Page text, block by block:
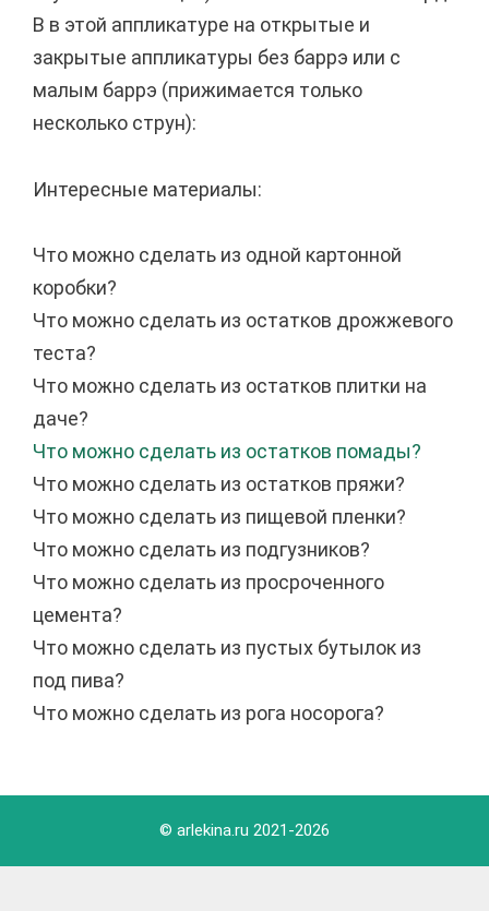
B в этой аппликатуре на открытые и
закрытые аппликатуры без баррэ или с
малым баррэ (прижимается только
несколько струн):
Интересные материалы:
Что можно сделать из одной картонной
коробки?
Что можно сделать из остатков дрожжевого
теста?
Что можно сделать из остатков плитки на
даче?
Что можно сделать из остатков помады?
Что можно сделать из остатков пряжи?
Что можно сделать из пищевой пленки?
Что можно сделать из подгузников?
Что можно сделать из просроченного
цемента?
Что можно сделать из пустых бутылок из
под пива?
Что можно сделать из рога носорога?
© arlekina.ru 2021-2026